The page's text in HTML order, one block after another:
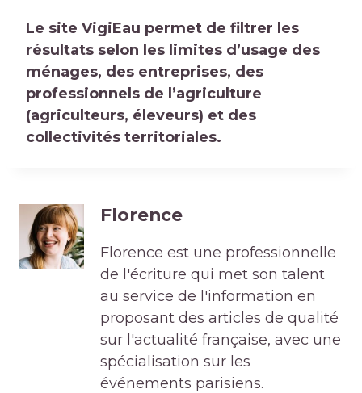
Le site VigiEau permet de filtrer les
résultats selon les limites d’usage des
ménages, des entreprises, des
professionnels de l’agriculture
(agriculteurs, éleveurs) et des
collectivités territoriales.
Florence
Florence est une professionnelle
de l'écriture qui met son talent
au service de l'information en
proposant des articles de qualité
sur l'actualité française, avec une
spécialisation sur les
événements parisiens.